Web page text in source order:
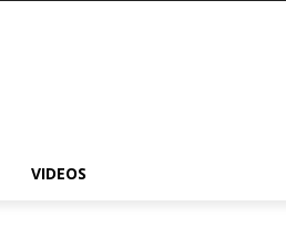
VIDEOS